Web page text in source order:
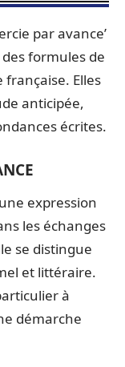
par avance’
des formules de
Elles
anticipée,
écrites.
expression
les échanges
se distingue
et littéraire.
à
démarche